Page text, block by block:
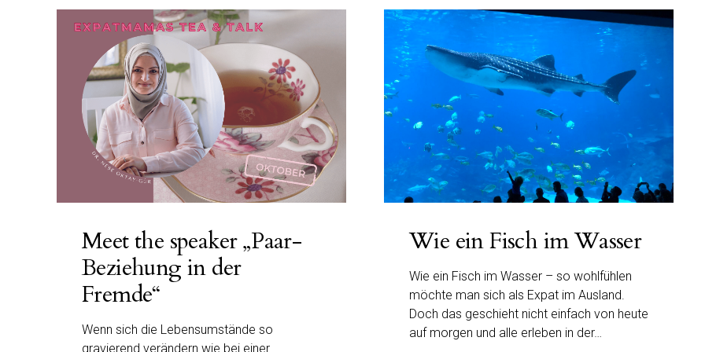
Meet the speaker „Paar-
Beziehung in der
Fremde“
Wenn sich die Lebensumstände so
gravierend verändern wie bei einer
Wie ein Fisch im Wasser
Wie ein Fisch im Wasser – so wohlfühlen
möchte man sich als Expat im Ausland.
Doch das geschieht nicht einfach von heute
auf morgen und alle erleben in der…